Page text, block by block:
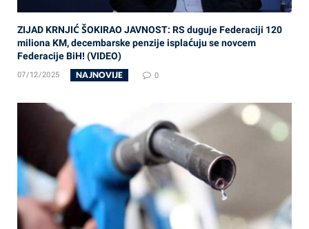
ZIJAD KRNJIĆ ŠOKIRAO JAVNOST: RS duguje Federaciji 120
miliona KM, decembarske penzije isplaćuju se novcem
Federacije BiH! (VIDEO)
07/12/2025 NAJNOVIJE 0